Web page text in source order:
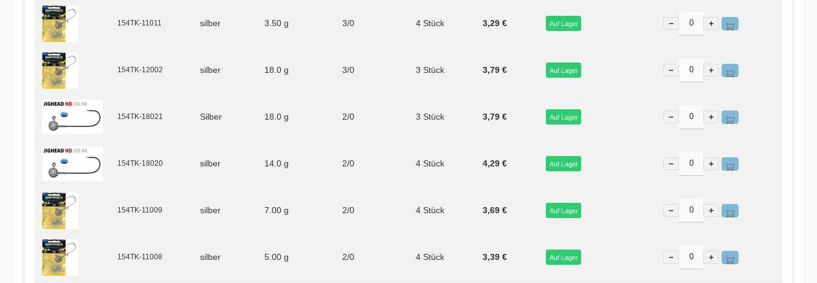
154TK-11011 silber 3.50 g 3/0 4 Stück 3,29 € Auf Lager − +
154TK-12002 silber 18.0 g 3/0 3 Stück 3,79 € Auf Lager − +
154TK-18021 Silber 18.0 g 2/0 3 Stück 3,79 € Auf Lager − +
154TK-18020 silber 14.0 g 2/0 4 Stück 4,29 € Auf Lager − +
154TK-11009 silber 7.00 g 2/0 4 Stück 3,69 € Auf Lager − +
154TK-11008 silber 5.00 g 2/0 4 Stück 3,39 € Auf Lager − +